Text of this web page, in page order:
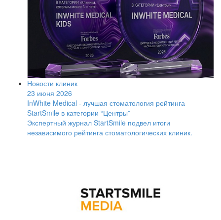
Новости клиник
23 июня 2026
InWhite Medical - лучшая стоматология рейтинга
StartSmile в категории “Центры”
Экспертный журнал StartSmile подвел итоги
независимого рейтинга стоматологических клиник.